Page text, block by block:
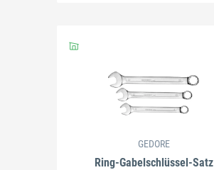
GEDORE
Ring-Gabelschlüssel-Satz